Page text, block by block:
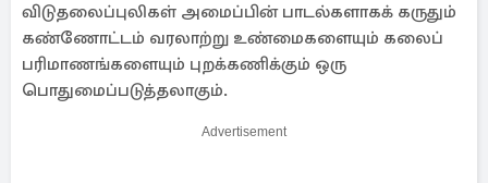
விடுதலைப்புலிகள் அமைப்பின் பாடல்களாகக் கருதும்
கண்ணோட்டம் வரலாற்று உண்மைகளையும் கலைப்
பரிமாணங்களையும் புறக்கணிக்கும் ஒரு
பொதுமைப்படுத்தலாகும்.
Advertisement